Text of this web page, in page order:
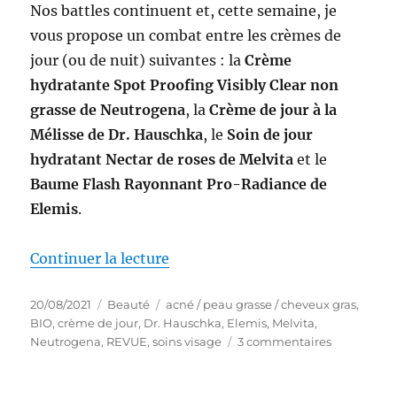
Nos battles continuent et, cette semaine, je
vous propose un combat entre les crèmes de
jour (ou de nuit) suivantes : laCrème
hydratante Spot Proofing Visibly Clear non
grasse de Neutrogena, laCrème de jour à la
Mélisse de Dr. Hauschka, le Soin de jour
hydratant Nectar de roses de Melvita et le
Baume Flash Rayonnant Pro-Radiance de
Elemis.
Continuer la lecture
Publié
le
20/08/2021 Catégories
Beauté Étiquettes
acné / peau grasse / cheveux gras,
BIO,crème de jour, Dr. Hauschka, Elemis, Melvita,
Neutrogena, REVUE,soins visage 3 commentairessur